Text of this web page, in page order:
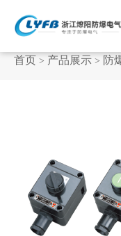
首页 > 产品展示 > 防